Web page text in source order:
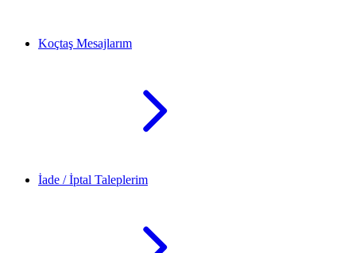
Koçtaş Mesajlarım
İade / İptal Taleplerim